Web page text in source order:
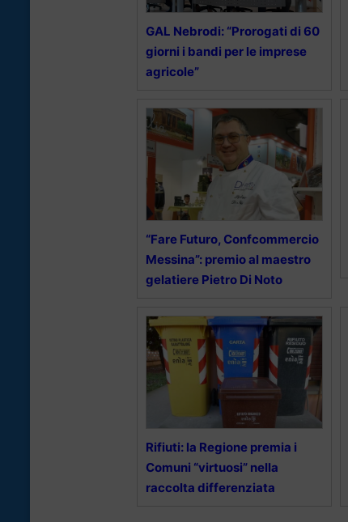
GAL Nebrodi: “Prorogati di 60
giorni i bandi per le imprese
agricole”
“Fare Futuro, Confcommercio
Messina”: premio al maestro
gelatiere Pietro Di Noto
Rifiuti: la Regione premia i
Comuni “virtuosi” nella
raccolta differenziata